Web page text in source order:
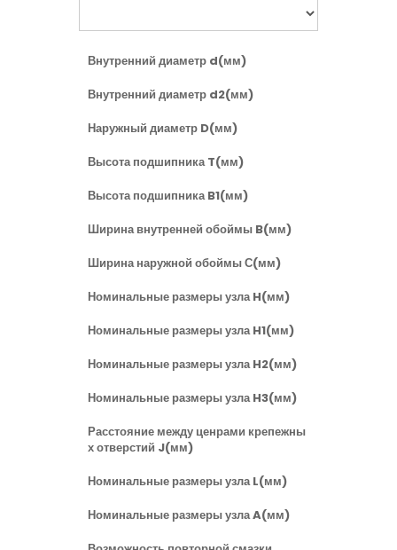
Внутренний диаметр d(мм)
Внутренний диаметр d2(мм)
Наружный диаметр D(мм)
Высота подшипника T(мм)
Высота подшипника B1(мм)
Ширина внутренней обоймы B(мм)
Ширина наружной обоймы С(мм)
Номинальные размеры узла H(мм)
Номинальные размеры узла H1(мм)
Номинальные размеры узла H2(мм)
Номинальные размеры узла H3(мм)
Расстояние между ценрами крепежны
х отверстий J(мм)
Номинальные размеры узла L(мм)
Номинальные размеры узла A(мм)